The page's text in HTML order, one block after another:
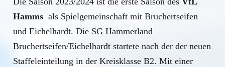
Hamms als Spielgemeinschaft mit Bruchertseifen
und Eichelhardt. Die SG Hammerland –
Bruchertseifen/Eichelhardt startete nach der der neuen
Staffeleinteilung in der Kreisklasse B2. Mit einer